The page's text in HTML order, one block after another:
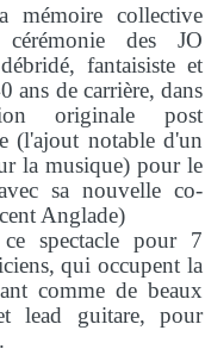
mémoire collective
des JO
fantaisiste et
ans de carrière, dans
originale post
(l'ajout notable d'un
la musique) pour le
sa nouvelle co-
Anglade)
spectacle pour 7
qui occupent la
comme de beaux
lead guitare, pour